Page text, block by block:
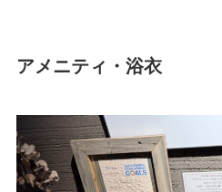
アメニティ・浴衣